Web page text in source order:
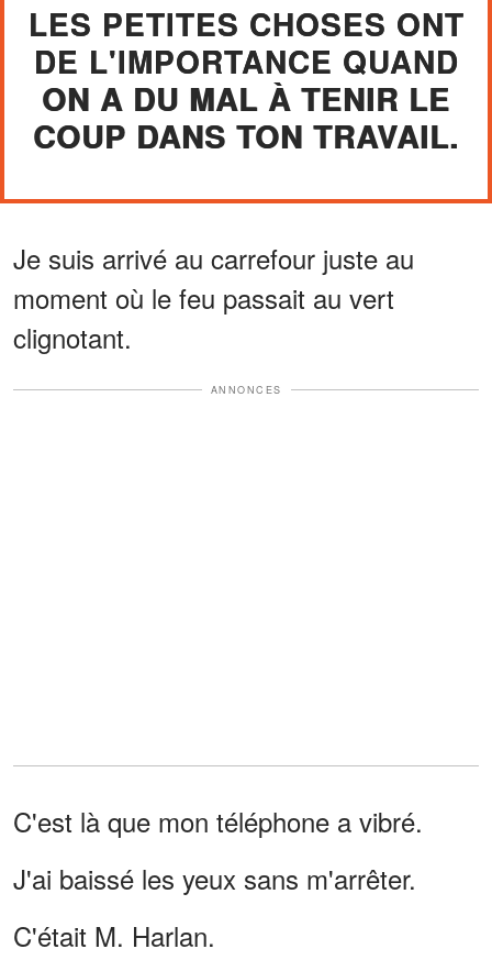
LES PETITES CHOSES ONT
DE L'IMPORTANCE QUAND
ON A DU MAL À TENIR LE
COUP DANS TON TRAVAIL.
Je suis arrivé au carrefour juste au
moment où le feu passait au vert
clignotant.
ANNONCES
C'est là que mon téléphone a vibré.
J'ai baissé les yeux sans m'arrêter.
C'était M. Harlan.